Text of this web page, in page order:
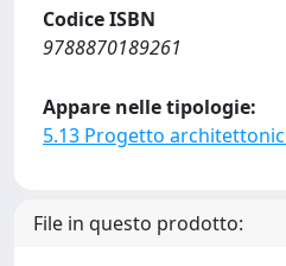
Codice ISBN
9788870189261
Appare nelle tipologie:
5.13 Progetto
File in questo prodotto: